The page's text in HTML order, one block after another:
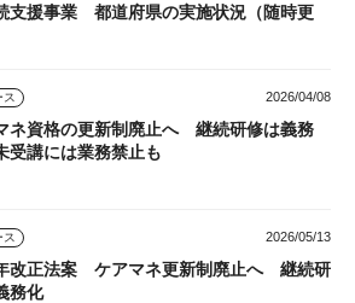
支援事業 都道府県の実施状況（随時更
ス 2026/04/08
ネ資格の更新制廃止へ 継続研修は義務
受講には業務禁止も
ス 2026/05/13
改正法案 ケアマネ更新制廃止へ 継続研
務化